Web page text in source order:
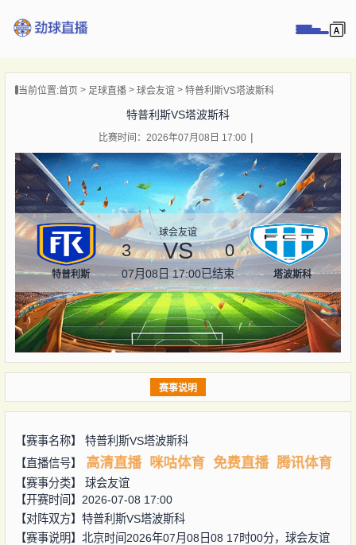
播
闻
当前位置:首页 足球直播 球会友谊 特普利斯VS塔波斯科
特普利斯VS塔波斯科
比赛时间：2026年07月08日 17:00
特普利斯
球会友谊
3 VS 0
07月08日 17:00已结束 塔波斯科
赛事说明
【赛事名称】 特普利斯VS塔波斯科
【直播信号】
高清直播 咪咕体育 免费直播 腾讯体育
【赛事分类】 球会友谊
【开赛时间】2026-07-08 17:00
【对阵双方】 特普利斯VS塔波斯科
【赛事说明】北京时间2026年07月08日08 17时00分，球会友谊